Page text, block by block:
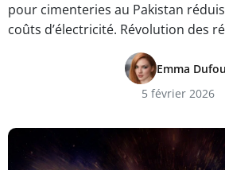
pour cimenteries au Pakistan
coûts d’électricité. Révolution des
Emma
5 février 2026